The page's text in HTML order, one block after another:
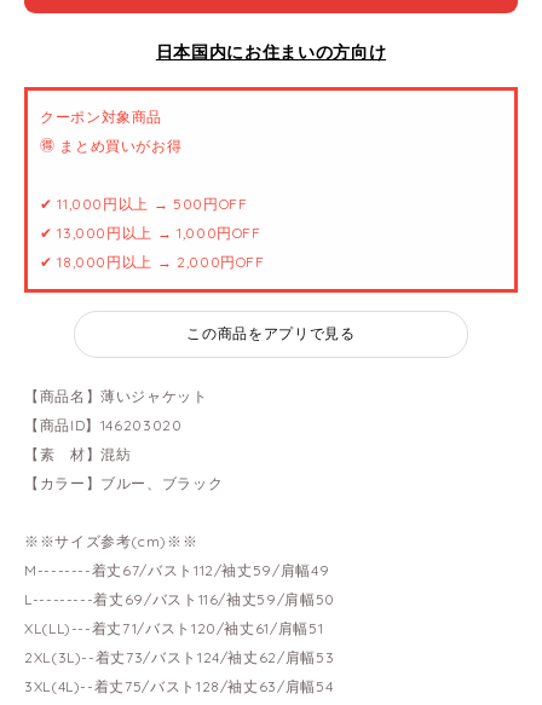
日本国内にお住まいの方向け
クーポン対象商品
🉐 まとめ買いがお得
✔ 11,000円以上 → 500円OFF
✔ 13,000円以上 → 1,000円OFF
✔ 18,000円以上 → 2,000円OFF
この商品をアプリで見る
【商品名】薄いジャケット
【商品ID】146203020
【素 材】混紡
【カラー】ブルー、ブラック
※※サイズ参考(cm)※※
M--------着丈67/バスト112/袖丈59/肩幅49
L---------着丈69/バスト116/袖丈59/肩幅50
XL(LL)---着丈71/バスト120/袖丈61/肩幅51
2XL(3L)--着丈73/バスト124/袖丈62/肩幅53
3XL(4L)--着丈75/バスト128/袖丈63/肩幅54